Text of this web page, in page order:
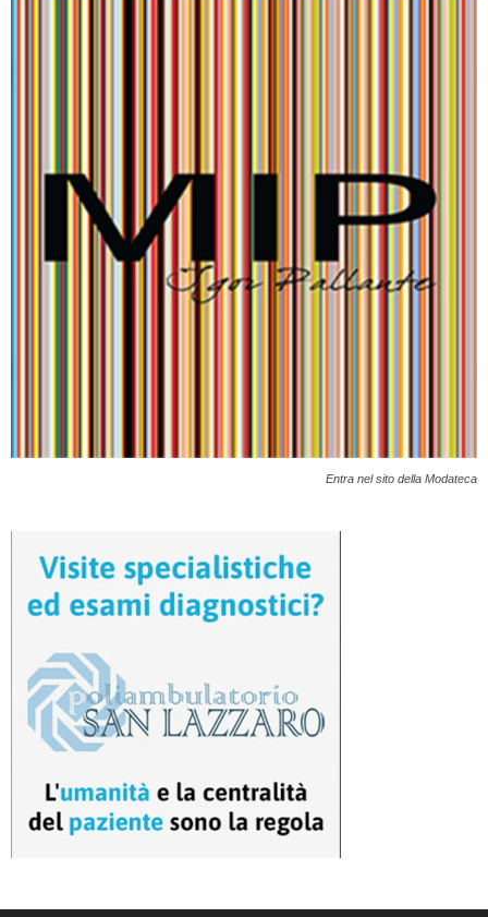
Entra nel sito della Modateca